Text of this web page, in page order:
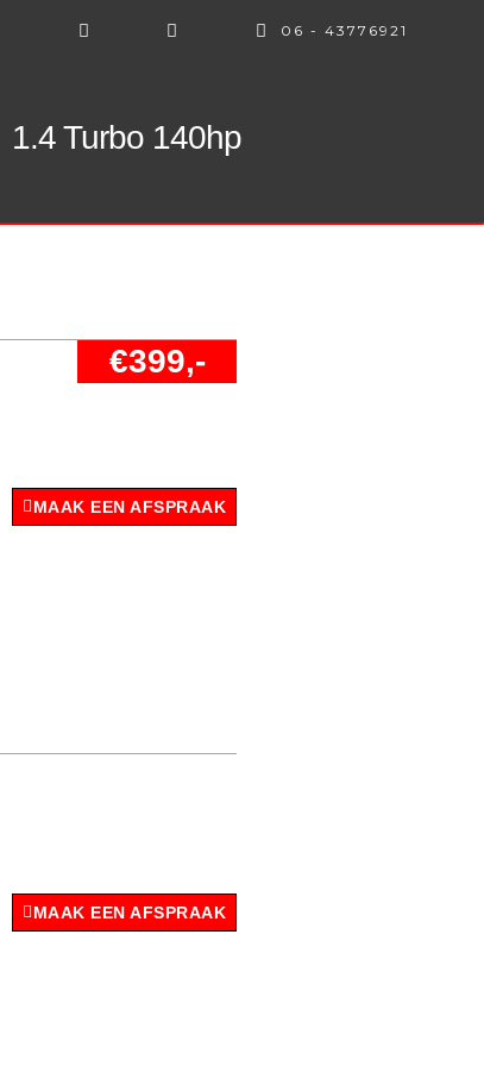
06 - 43776921
1.4 Turbo 140hp
€399,-
MAAK EEN AFSPRAAK
MAAK EEN AFSPRAAK